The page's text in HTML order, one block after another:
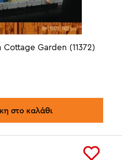
Garden (11372)
στο καλάθι